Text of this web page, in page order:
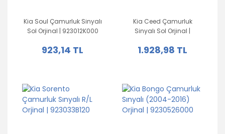
Kia Soul Çamurluk Sinyalı
Sol Orjinal | 923012K000
923,14 TL
Kia Ceed Çamurluk
Sinyalı Sol Orjinal |
1.928,98 TL